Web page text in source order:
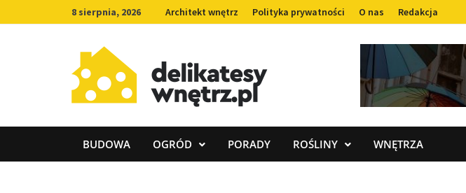
to
8 sierpnia, 2026 Architekt wnętrz Polityka prywatności O nas Redakcja
BUDOWA OGRÓD PORADY ROŚLINY WNĘTRZA